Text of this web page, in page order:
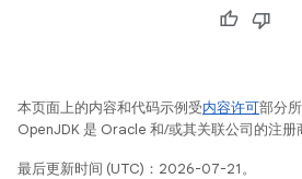
本页面上的内容和代码示例受内容许可部分
OpenJDK 是 Oracle 和/或其关联公司的注册
最后更新时间 (UTC)：2026-07-21。